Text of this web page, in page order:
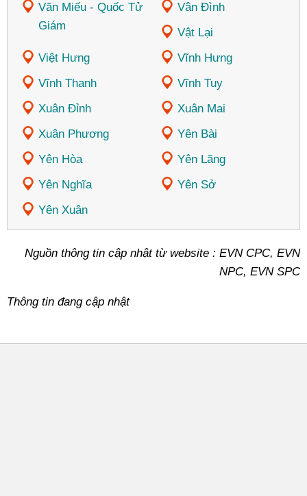
Văn Miếu - Quốc Tử
Giám
Vân Đình
Vật Lại
Việt Hưng
Vĩnh Hưng
Vĩnh Thanh
Vĩnh Tuy
Xuân Đỉnh
Xuân Mai
Xuân Phương
Yên Bài
Yên Hòa
Yên Lãng
Yên Nghĩa
Yên Sở
Yên Xuân
Nguồn thông tin cập nhật từ website : EVN CPC, EVN
NPC, EVN SPC
Thông tin đang cập nhật